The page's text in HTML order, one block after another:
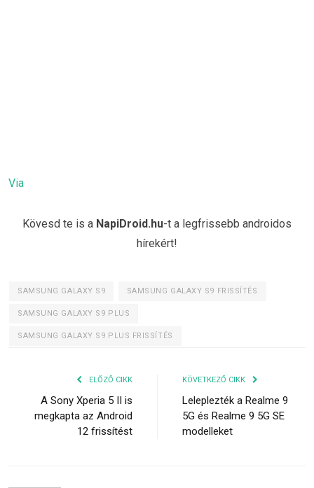
Via
Kövesd te is a NapiDroid.hu-t a legfrissebb androidos
hírekért!
SAMSUNG GALAXY S9 SAMSUNG GALAXY S9 FRISSÍTÉS
SAMSUNG GALAXY S9 PLUS
SAMSUNG GALAXY S9 PLUS FRISSÍTÉS
ELŐZŐ CIKK
A Sony Xperia 5 II is
megkapta az Android
12 frissítést
KÖVETKEZŐ CIKK
Leleplezték a Realme 9
5G és Realme 9 5G SE
modelleket